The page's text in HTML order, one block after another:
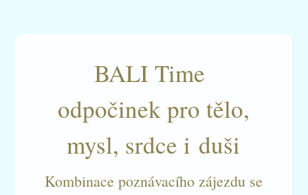
BALI Time
odpočinek pro tělo,
mysl, srdce i duši
Kombinace poznávacího zájezdu se